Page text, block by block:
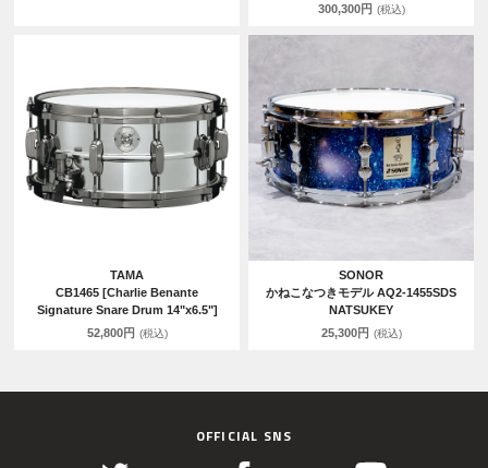
300,300円 (税込)
TAMA
CB1465 [Charlie Benante
Signature Snare Drum 14"x6.5"]
52,800円 (税込)
SONOR
かねこなつきモデル AQ2-1455SDS
NATSUKEY
25,300円 (税込)
OFFICIAL SNS